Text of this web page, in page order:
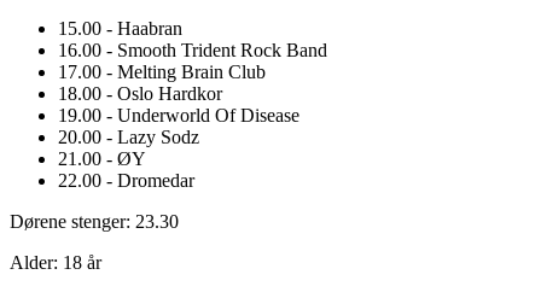
15.00 - Haabran
16.00 - Smooth Trident Rock Band
17.00 - Melting Brain Club
18.00 - Oslo Hardkor
19.00 - Underworld Of Disease
20.00 - Lazy Sodz
21.00 - ØY
22.00 - Dromedar
Dørene stenger: 23.30
Alder: 18 år